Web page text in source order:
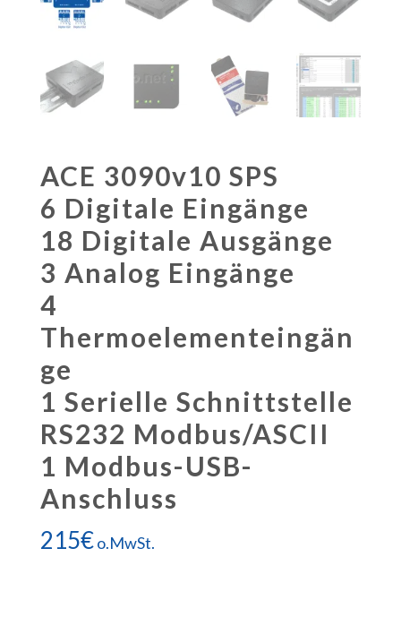
ACE 3090v10 SPS
6 Digitale Eingänge
18 Digitale Ausgänge
3 Analog Eingänge
4
Thermoelementeingän
ge
1 Serielle Schnittstelle
RS232 Modbus/ASCII
1 Modbus-USB-
Anschluss
215€o.MwSt.